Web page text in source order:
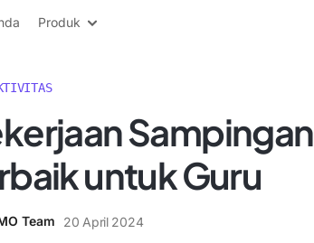
Produk
Sampingan
untuk Guru
Team 20 April 2024